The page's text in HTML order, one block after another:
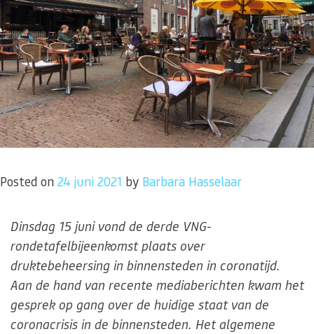
Posted on 24 juni 2021 by Barbara Hasselaar
Dinsdag 15 juni vond de derde VNG-
rondetafelbijeenkomst plaats over
druktebeheersing in binnensteden in coronatijd.
Aan de hand van recente mediaberichten kwam het
gesprek op gang over de huidige staat van de
coronacrisis in de binnensteden. Het algemene